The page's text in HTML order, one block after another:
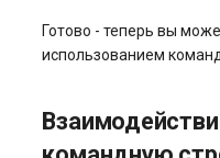
Готово - теперь вы
использованием